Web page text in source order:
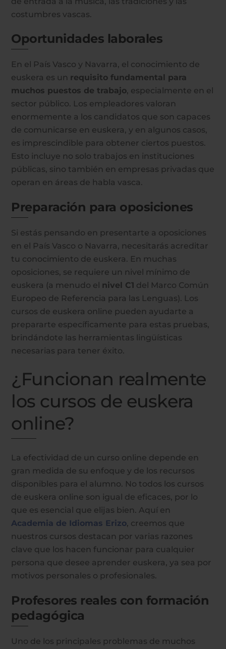
costumbres vascas.
Oportunidades laborales
En el País Vasco y Navarra, el conocimiento de
euskera es un requisito fundamental para
muchos puestos de trabajo, especialmente en el
sector público. Los empleadores valoran
enormemente a los candidatos que son capaces
de comunicarse en euskera, y en algunos casos,
es imprescindible para obtener ciertos puestos.
Esto incluye no solo trabajos en instituciones
públicas, sino también en empresas privadas que
operan en áreas de habla vasca.
Preparación para oposiciones
Si estás pensando en presentarte a oposiciones
en el País Vasco o Navarra, necesitarás acreditar
tu conocimiento de euskera. En muchas
oposiciones, se requiere un nivel mínimo de
euskera (a menudo el nivel C1 del Marco Común
Europeo de Referencia para las Lenguas). Los
cursos de euskera online pueden ayudarte a
prepararte específicamente para estas pruebas,
brindándote las herramientas lingüísticas
necesarias para tener éxito.
¿Funcionan realmente
los cursos de euskera
online?
La efectividad de un curso online depende en
gran medida de su enfoque y de los recursos
disponibles para el alumno. No todos los cursos
de euskera online son igual de eficaces, por lo
que es esencial que elijas bien. Aquí en
Academia de Idiomas Erizo, creemos que
nuestros cursos destacan por varias razones
clave que los hacen funcionar para cualquier
persona que desee aprender euskera, ya sea por
motivos personales o profesionales.
Profesores reales con formación
pedagógica
Uno de los principales problemas de muchos